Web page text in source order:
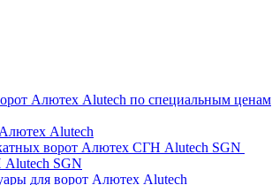
Алютех Alutech по специальным ценам
Alutech
ворот Алютех СГН Alutech SGN
SGN
для ворот Алютех Alutech